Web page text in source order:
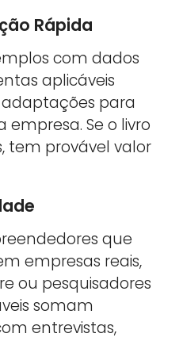
Rápida
com dados
aplicáveis
adaptações para
Se o livro
tem provável valor
que
empresas reais,
ou pesquisadores
somam
entrevistas,